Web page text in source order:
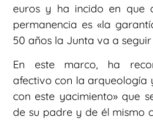
euros y ha incido en que
permanencia es «la
50 años la Junta va a seguir
En este marco, ha
afectivo con la arqueología
con este yacimiento» que
de su padre y de él mismo